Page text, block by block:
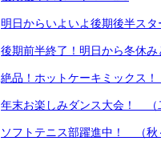
明日からいよいよ後期後半スタ
後期前半終了！明日から冬休
絶品！ホットケーキミックス
年末お楽しみダンス大会！
ソフトテニス部躍進中！ （